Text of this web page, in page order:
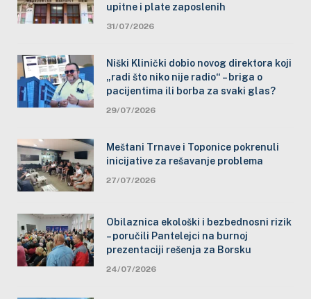
upitne i plate zaposlenih
31/07/2026
Niški Klinički dobio novog direktora koji
„radi što niko nije radio“ – briga o
pacijentima ili borba za svaki glas?
29/07/2026
Meštani Trnave i Toponice pokrenuli
inicijative za rešavanje problema
27/07/2026
Obilaznica ekološki i bezbednosni rizik
– poručili Pantelejci na burnoj
prezentaciji rešenja za Borsku
24/07/2026